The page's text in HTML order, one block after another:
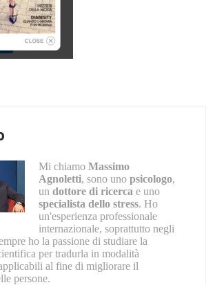
Mi chiamo Massimo
Agnoletti, sono uno psicologo,
un dottore di ricerca e uno
specialista dello stress. Ho
un'esperienza professionale
internazionale, soprattutto negli
ho la passione di studiare la
per tradurla in modalità
al fine di migliorare il
persone.